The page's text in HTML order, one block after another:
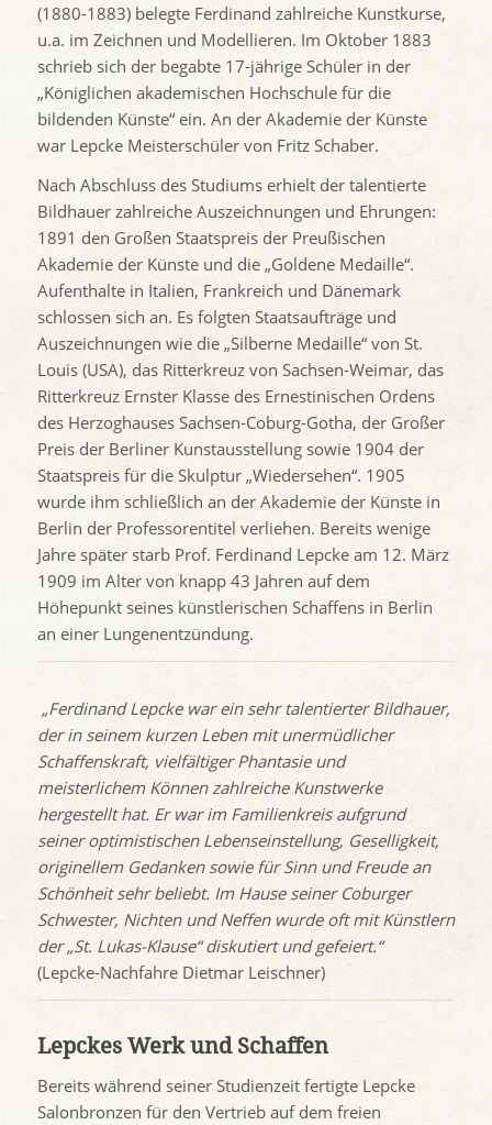
(1880-1883) belegte Ferdinand zahlreiche Kunstkurse,
u.a. im Zeichnen und Modellieren. Im Oktober 1883
schrieb sich der begabte 17-jährige Schüler in der
„Königlichen akademischen Hochschule für die
bildenden Künste“ ein. An der Akademie der Künste
war Lepcke Meisterschüler von Fritz Schaber.
Nach Abschluss des Studiums erhielt der talentierte
Bildhauer zahlreiche Auszeichnungen und Ehrungen:
1891 den Großen Staatspreis der Preußischen
Akademie der Künste und die „Goldene Medaille“.
Aufenthalte in Italien, Frankreich und Dänemark
schlossen sich an. Es folgten Staatsaufträge und
Auszeichnungen wie die „Silberne Medaille“ von St.
Louis (USA), das Ritterkreuz von Sachsen-Weimar, das
Ritterkreuz Ernster Klasse des Ernestinischen Ordens
des Herzoghauses Sachsen-Coburg-Gotha, der Großer
Preis der Berliner Kunstausstellung sowie 1904 der
Staatspreis für die Skulptur „Wiedersehen“. 1905
wurde ihm schließlich an der Akademie der Künste in
Berlin der Professorentitel verliehen. Bereits wenige
Jahre später starb Prof. Ferdinand Lepcke am 12. März
1909 im Alter von knapp 43 Jahren auf dem
Höhepunkt seines künstlerischen Schaffens in Berlin
an einer Lungenentzündung.
„Ferdinand Lepcke war ein sehr talentierter Bildhauer,
der in seinem kurzen Leben mit unermüdlicher
Schaffenskraft, vielfältiger Phantasie und
meisterlichem Können zahlreiche Kunstwerke
hergestellt hat. Er war im Familienkreis aufgrund
seiner optimistischen Lebenseinstellung, Geselligkeit,
originellem Gedanken sowie für Sinn und Freude an
Schönheit sehr beliebt. Im Hause seiner Coburger
Schwester, Nichten und Neffen wurde oft mit Künstlern
der „St. Lukas-Klause“ diskutiert und gefeiert.“
(Lepcke-Nachfahre Dietmar Leischner)
Lepckes Werk und Schaffen
Bereits während seiner Studienzeit fertigte Lepcke
Salonbronzen für den Vertrieb auf dem freien